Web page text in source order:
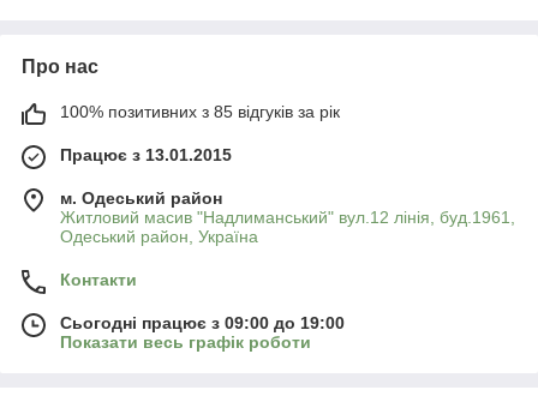
Про нас
100% позитивних з 85 відгуків за рік
Працює з 13.01.2015
м. Одеський район
Житловий масив "Надлиманський" вул.12 лінія, буд.1961,
Одеський район, Україна
Контакти
Сьогодні працює з 09:00 до 19:00
Показати весь графік роботи